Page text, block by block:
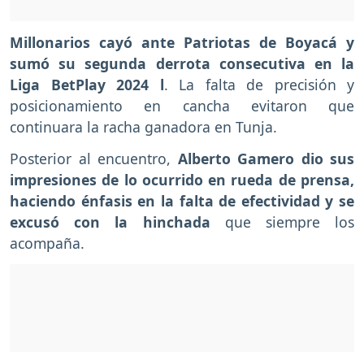
Millonarios cayó ante Patriotas de Boyacá y
sumó su segunda derrota consecutiva en la
Liga BetPlay 2024 l. La falta de precisión y
posicionamiento en cancha evitaron que
continuara la racha ganadora en Tunja.
Posterior al encuentro, Alberto Gamero dio sus
impresiones de lo ocurrido en rueda de prensa,
haciendo énfasis en la falta de efectividad y se
excusó con la hinchada que siempre los
acompaña.